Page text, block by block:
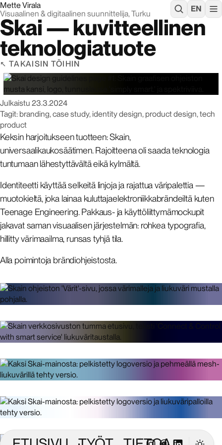
Mette Virala
Visuaalinen & digitaalinen suunnittelija, Turku
EN
Skai — kuvitteellinen
teknologiatuote
TAKAISIN TÖIHIN
Julkaistu23.3.2024
Tagit: branding, case study, identity design, product design, tech
product
Keksin harjoitukseen tuotteen: Skain,
universaalikaukosäätimen. Rajoitteena oli saada teknologia
tuntumaan lähestyttävältä eikä kylmältä.
Identiteetti käyttää selkeitä linjoja ja rajattua väripalettia —
muotokieltä, joka lainaa kuluttajaelektroniikkabrändeiltä kuten
Teenage Engineering. Pakkaus- ja käyttöliittymämockupit
jakavat saman visuaalisen järjestelmän: rohkea typografia,
hillitty värimaailma, runsas tyhjä tila.
Alla poimintoja brändiohjeistosta.